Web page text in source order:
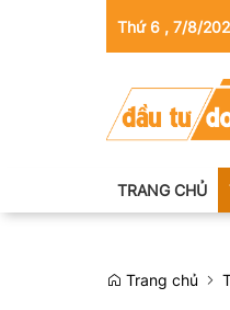
Thứ 6 , 7/8/
TRANG CHỦ
Trang chủ